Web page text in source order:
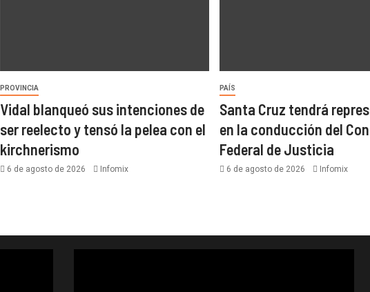
PROVINCIA
Vidal blanqueó sus intenciones de
ser reelecto y tensó la pelea con el
kirchnerismo
6 de agosto de 2026 Infomix
PAÍS
Santa Cruz tendrá
en la conducción del
Federal de Justicia
6 de agosto de 2026 Infomix